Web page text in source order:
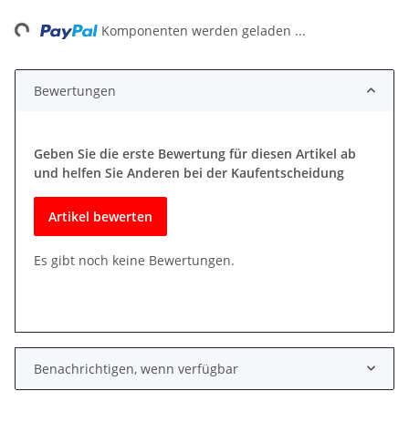
Komponenten werden geladen ...
Bewertungen
Geben Sie die erste Bewertung für diesen Artikel ab
und helfen Sie Anderen bei der Kaufentscheidung
Artikel bewerten
Es gibt noch keine Bewertungen.
Benachrichtigen, wenn verfügbar